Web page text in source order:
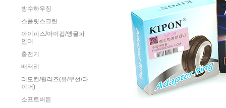
방수하우징
스플릿스크린
아이피스/아이컵/앵글파
인더
충전기
배터리
리모컨/릴리즈(유/무선/타
이머)
소프트버튼